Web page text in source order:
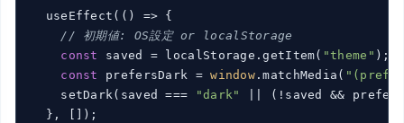
  useEffect(
() => {
// 初期値: OS設定 or localStorage
const
saved = localStorage.getItem( "theme" );
const
prefersDark = window .matchMedia(
    setDark(saved ===
"dark"
|| (!saved &&
  }, []);